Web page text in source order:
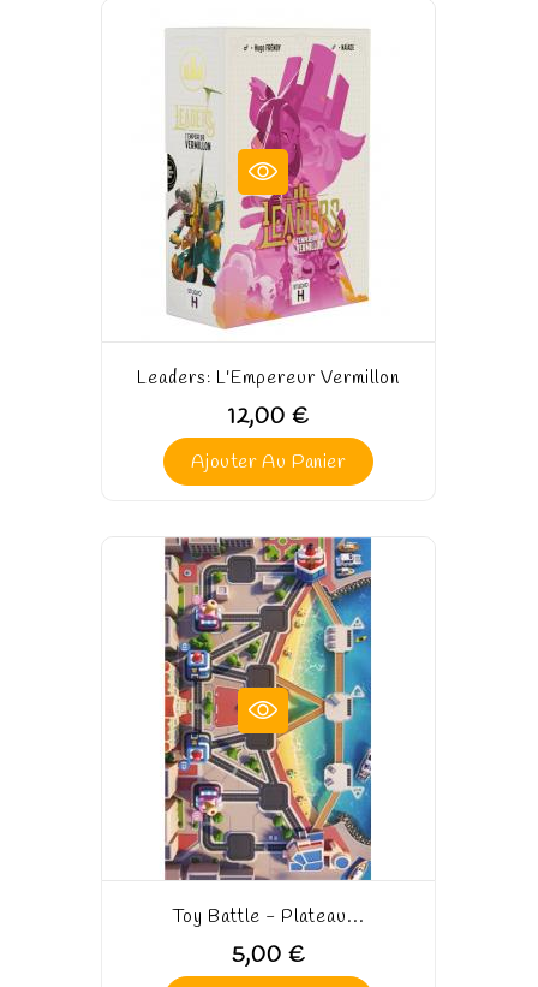
Leaders: L'Empereur Vermillon
12,00 €
Ajouter Au Panier
Toy Battle - Plateau...
5,00 €